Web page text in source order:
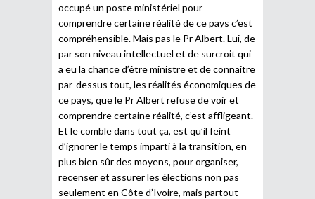
occupé un poste ministériel pour
comprendre certaine réalité de ce pays c’est
compréhensible. Mais pas le Pr Albert. Lui, de
par son niveau intellectuel et de surcroit qui
a eu la chance d’être ministre et de connaitre
par-dessus tout, les réalités économiques de
ce pays, que le Pr Albert refuse de voir et
comprendre certaine réalité, c’est affligeant.
Et le comble dans tout ça, est qu’il feint
d’ignorer le temps imparti à la transition, en
plus bien sûr des moyens, pour organiser,
recenser et assurer les élections non pas
seulement en Côte d’Ivoire, mais partout